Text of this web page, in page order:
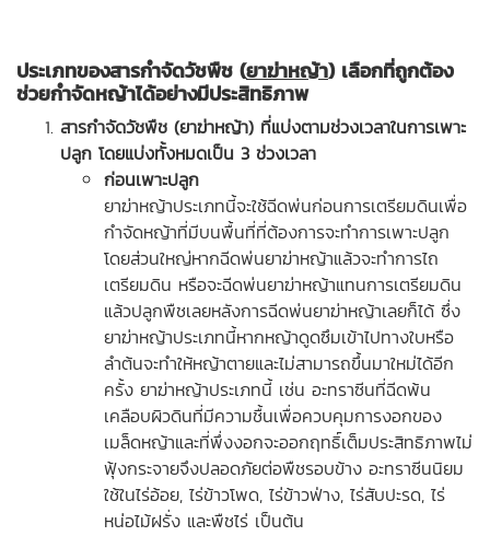
ประเภทของสารกำจัดวัชพืช (ยาฆ่าหญ้า) เลือกที่ถูกต้อง
ช่วยกำจัดหญ้าได้อย่างมีประสิทธิภาพ
สารกำจัดวัชพืช (ยาฆ่าหญ้า) ที่แบ่งตามช่วงเวลาในการเพาะ
ปลูก โดยแบ่งทั้งหมดเป็น 3 ช่วงเวลา
ก่อนเพาะปลูก
ยาฆ่าหญ้าประเภทนี้จะใช้ฉีดพ่นก่อนการเตรียมดินเพื่อ
กำจัดหญ้าที่มีบนพื้นที่ที่ต้องการจะทำการเพาะปลูก
โดยส่วนใหญ่หากฉีดพ่นยาฆ่าหญ้าแล้วจะทำการไถ
เตรียมดิน หรือจะฉีดพ่นยาฆ่าหญ้าแทนการเตรียมดิน
แล้วปลูกพืชเลยหลังการฉีดพ่นยาฆ่าหญ้าเลยก็ได้ ซึ่ง
ยาฆ่าหญ้าประเภทนี้หากหญ้าดูดซึมเข้าไปทางใบหรือ
ลำต้นจะทำให้หญ้าตายและไม่สามารถขึ้นมาใหม่ได้อีก
ครั้ง ยาฆ่าหญ้าประเภทนี้ เช่น อะทราซีนที่ฉีดพ้น
เคลือบผิวดินที่มีความชื้นเพื่อควบคุมการงอกของ
เมล็ดหญ้าและที่พึ่งงอกจะออกฤทธิ์เต็มประสิทธิภาพไม่
ฟุ้งกระจายจึงปลอดภัยต่อพืชรอบข้าง อะทราซีนนิยม
ใช้ในไร่อ้อย, ไร่ข้าวโพด, ไร่ข้าวฟ่าง, ไร่สับปะรด, ไร่
หน่อไม้ฝรั่ง และพืชไร่ เป็นต้น